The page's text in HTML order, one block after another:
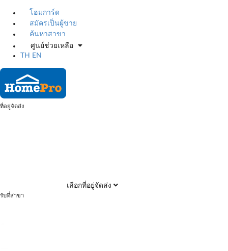
โฮมการ์ด
สมัครเป็นผู้ขาย
ค้นหาสาขา
ศูนย์ช่วยเหลือ
TH
EN
ที่อยู่จัดส่ง
เลือกที่อยู่จัดส่ง
รับที่สาขา